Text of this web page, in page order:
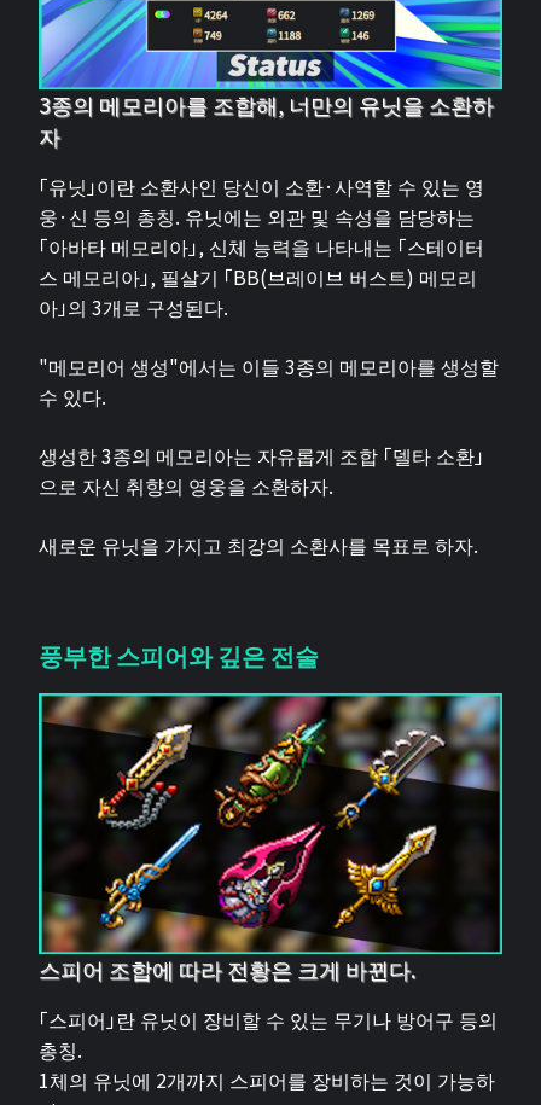
3종의 메모리아를 조합해, 너만의 유닛을 소환하
자
「유닛」이란 소환사인 당신이 소환·사역할 수 있는 영
웅·신 등의 총칭. 유닛에는 외관 및 속성을 담당하는
「아바타 메모리아」, 신체 능력을 나타내는 「스테이터
스 메모리아」, 필살기 「BB(브레이브 버스트) 메모리
아」의 3개로 구성된다.
"메모리어 생성"에서는 이들 3종의 메모리아를 생성할
수 있다.
생성한 3종의 메모리아는 자유롭게 조합 「델타 소환」
으로 자신 취향의 영웅을 소환하자.
새로운 유닛을 가지고 최강의 소환사를 목표로 하자.
풍부한 스피어와 깊은 전술
스피어 조합에 따라 전황은 크게 바뀐다.
「스피어」란 유닛이 장비할 수 있는 무기나 방어구 등의
총칭.
1체의 유닛에 2개까지 스피어를 장비하는 것이 가능하